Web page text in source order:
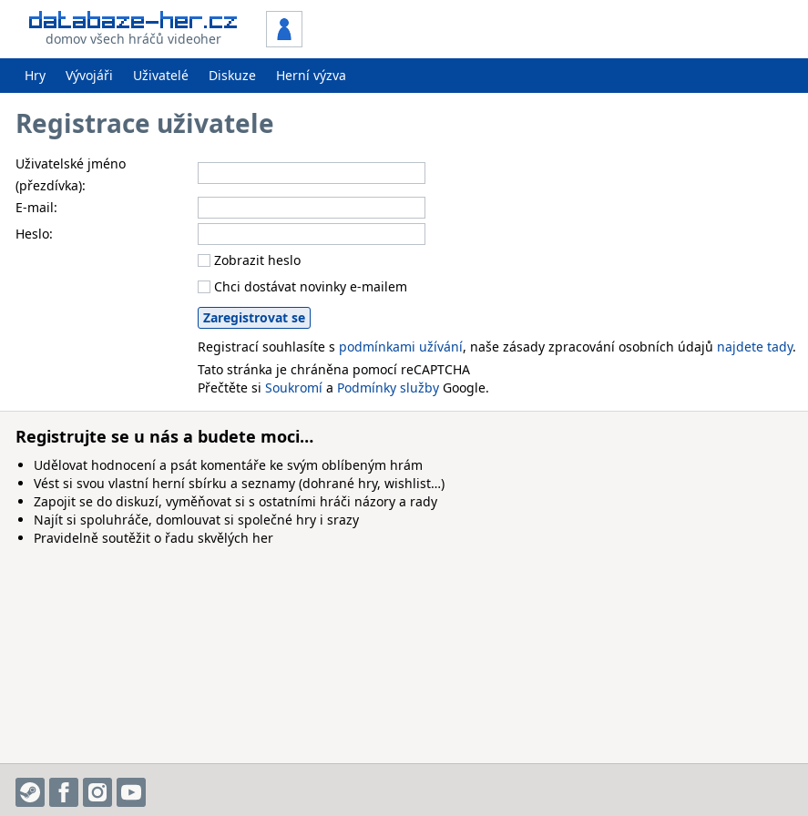
domov všech hráčů videoher
Hry Vývojáři Uživatelé Diskuze Herní výzva
Registrace uživatele
Uživatelské jméno
(přezdívka):
E-mail:
Heslo:
Zobrazit heslo
Chci dostávat novinky e-mailem
Registrací souhlasíte s podmínkami užívání, naše zásady zpracování osobních údajů najdete tady.
Tato stránka je chráněna pomocí reCAPTCHA
Přečtěte si Soukromí a Podmínky služby Google.
Registrujte se u nás a budete moci…
Udělovat hodnocení a psát komentáře ke svým oblíbeným hrám
Vést si svou vlastní herní sbírku a seznamy (dohrané hry, wishlist…)
Zapojit se do diskuzí, vyměňovat si s ostatními hráči názory a rady
Najít si spoluhráče, domlouvat si společné hry i srazy
Pravidelně soutěžit o řadu skvělých her